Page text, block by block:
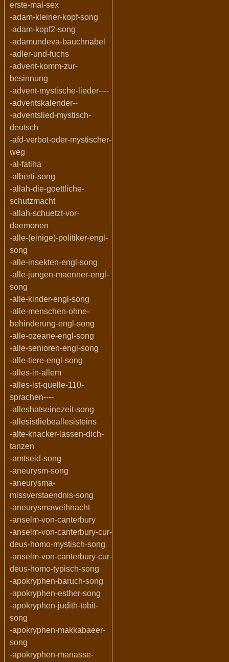
erste-mal-sex
-adam-kleiner-kopf-song
-adam-kopf2-song
-adamundeva-bauchnabel
-adler-und-fuchs
-advent-komm-zur-
besinnung
-advent-mystische-lieder----
-adventskalender--
-adventslied-mystisch-
deutsch
-afd-verbot-oder-mystischer-
weg
-al-fatiha
-alberti-song
-allah-die-goettliche-
schutzmacht
-allah-schuetzt-vor-
daemonen
-alle-(einige)-politiker-engl-
song
-alle-insekten-engl-song
-alle-jungen-maenner-engl-
song
-alle-kinder-engl-song
-alle-menschen-ohne-
behinderung-engl-song
-alle-ozeane-engl-song
-alle-senioren-engl-song
-alle-tiere-engl-song
-alles-in-allem
-alles-ist-quelle-110-
sprachen----
-alleshatseinezeit-song
-allesistliebeallesisteins
-alte-knacker-lassen-dich-
tanzen
-amtseid-song
-aneurysm-song
-aneurysma-
missverstaendnis-song
-aneurysmaweihnacht
-anselm-von-canterbury
-anselm-von-canterbury-cur-
deus-homo-mystisch-song
-anselm-von-canterbury-cur-
deus-homo-typisch-song
-apokryphen-baruch-song
-apokryphen-esther-song
-apokryphen-judith-tobit-
song
-apokryphen-makkabaeer-
song
-apokryphen-manasse-